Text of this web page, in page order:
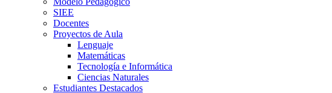
SIEE
Docentes
Proyectos de Aula
Lenguaje
Matemáticas
Tecnología e Informática
Ciencias Naturales
Estudiantes Destacados